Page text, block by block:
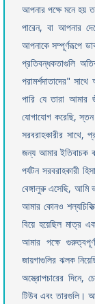
আপনার পক্ষে মনে হয়
পারেন, বা আপনার
আপনাকে সম্পূর্ণরূপে
প্রতিবন্ধকতাগুলি
পরামর্শদাতাদের"
পারি যে তারা আমার
যোগাযোগ করেছি, স্তন
সরবরাহকারীর সাথে,
জন্য আমার ইতিবাচক
পর্যটন সরবরাহকারী
বেঙ্গালুরু এসেছি, আমি
আমার কোনও
বিয়ে হয়েছিল মাত্র
আমার পক্ষে
জায়গাগুলির ঝলক
অস্ত্রোপচারের
টিউব এবং তারগুলি।